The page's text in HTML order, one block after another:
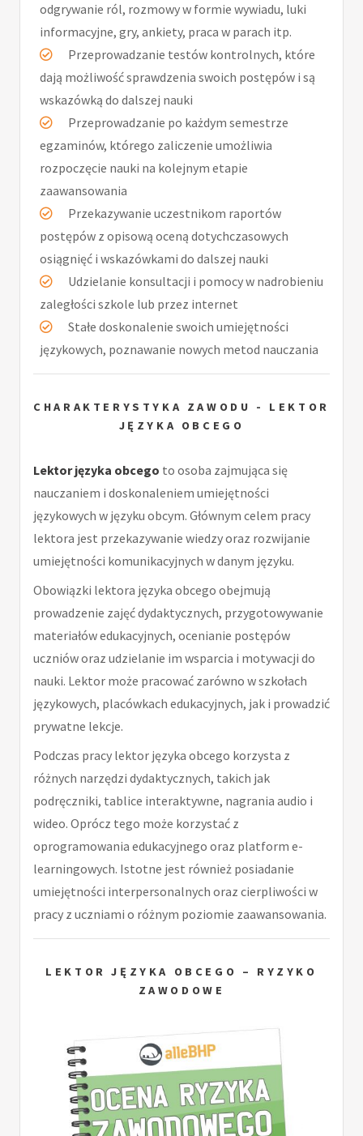
odgrywanie ról, rozmowy w formie wywiadu, luki
informacyjne, gry, ankiety, praca w parach itp.
Przeprowadzanie testów kontrolnych, które
dają możliwość sprawdzenia swoich postępów i są
wskazówką do dalszej nauki
Przeprowadzanie po każdym semestrze
egzaminów, którego zaliczenie umożliwia
rozpoczęcie nauki na kolejnym etapie
zaawansowania
Przekazywanie uczestnikom raportów
postępów z opisową oceną dotychczasowych
osiągnięć i wskazówkami do dalszej nauki
Udzielanie konsultacji i pomocy w nadrobieniu
zaległości szkole lub przez internet
Stałe doskonalenie swoich umiejętności
językowych, poznawanie nowych metod nauczania
CHARAKTERYSTYKA ZAWODU - LEKTOR
JĘZYKA OBCEGO
Lektor języka obcego to osoba zajmująca się
nauczaniem i doskonaleniem umiejętności
językowych w języku obcym. Głównym celem pracy
lektora jest przekazywanie wiedzy oraz rozwijanie
umiejętności komunikacyjnych w danym języku.
Obowiązki lektora języka obcego obejmują
prowadzenie zajęć dydaktycznych, przygotowywanie
materiałów edukacyjnych, ocenianie postępów
uczniów oraz udzielanie im wsparcia i motywacji do
nauki. Lektor może pracować zarówno w szkołach
językowych, placówkach edukacyjnych, jak i prowadzić
prywatne lekcje.
Podczas pracy lektor języka obcego korzysta z
różnych narzędzi dydaktycznych, takich jak
podręczniki, tablice interaktywne, nagrania audio i
wideo. Oprócz tego może korzystać z
oprogramowania edukacyjnego oraz platform e-
learningowych. Istotne jest również posiadanie
umiejętności interpersonalnych oraz cierpliwości w
pracy z uczniami o różnym poziomie zaawansowania.
LEKTOR JĘZYKA OBCEGO – RYZYKO
ZAWODOWE